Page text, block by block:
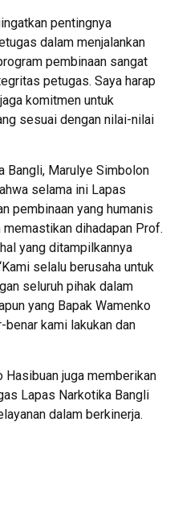
pentingnya
dalam menjalankan
pembinaan sangat
petugas. Saya harap
komitmen untuk
sesuai dengan nilai-nilai
Bangli, Marulye Simbolon
selama ini Lapas
pembinaan yang humanis
dihadapan Prof.
yang ditampilkannya
selalu berusaha untuk
seluruh pihak dalam
yang Bapak Wamenko
benar kami lakukan dan
Hasibuan juga memberikan
Lapas Narkotika Bangli
dalam berkinerja.